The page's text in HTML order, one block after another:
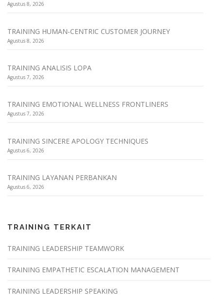
Agustus 8, 2026
TRAINING HUMAN-CENTRIC CUSTOMER JOURNEY
Agustus 8, 2026
TRAINING ANALISIS LOPA
Agustus 7, 2026
TRAINING EMOTIONAL WELLNESS FRONTLINERS
Agustus 7, 2026
TRAINING SINCERE APOLOGY TECHNIQUES
Agustus 6, 2026
TRAINING LAYANAN PERBANKAN
Agustus 6, 2026
TRAINING TERKAIT
TRAINING LEADERSHIP TEAMWORK
TRAINING EMPATHETIC ESCALATION MANAGEMENT
TRAINING LEADERSHIP SPEAKING